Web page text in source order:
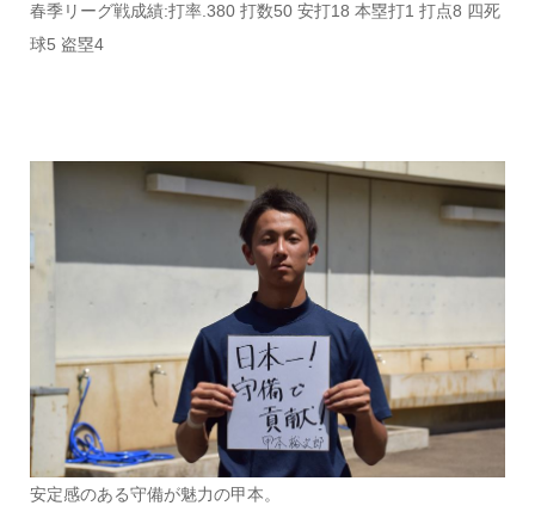
春季リーグ戦成績:打率.380 打数50 安打18 本塁打1 打点8 四死
球5 盗塁4
安定感のある守備が魅力の甲本。